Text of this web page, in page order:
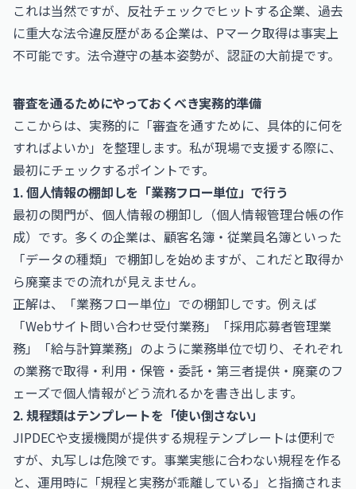
これは当然ですが、反社チェックでヒットする企業、過去
に重大な法令違反歴がある企業は、Pマーク取得は事実上
不可能です。法令遵守の基本姿勢が、認証の大前提です。
審査を通るためにやっておくべき実務的準備
ここからは、実務的に「審査を通すために、具体的に何を
すればよいか」を整理します。私が現場で支援する際に、
最初にチェックするポイントです。
1. 個人情報の棚卸しを「業務フロー単位」で行う
最初の関門が、個人情報の棚卸し（個人情報管理台帳の作
成）です。多くの企業は、顧客名簿・従業員名簿といった
「データの種類」で棚卸しを始めますが、これだと取得か
ら廃棄までの流れが見えません。
正解は、「業務フロー単位」での棚卸しです。例えば
「Webサイト問い合わせ受付業務」「採用応募者管理業
務」「給与計算業務」のように業務単位で切り、それぞれ
の業務で取得・利用・保管・委託・第三者提供・廃棄のフ
ェーズで個人情報がどう流れるかを書き出します。
2. 規程類はテンプレートを「使い倒さない」
JIPDECや支援機関が提供する規程テンプレートは便利で
すが、丸写しは危険です。事業実態に合わない規程を作る
と、運用時に「規程と実務が乖離している」と指摘されま